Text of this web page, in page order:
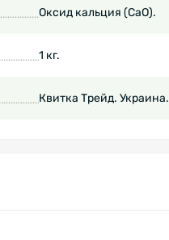
Оксид кальция (CaO).
1 кг.
Квитка Трейд. Украина.